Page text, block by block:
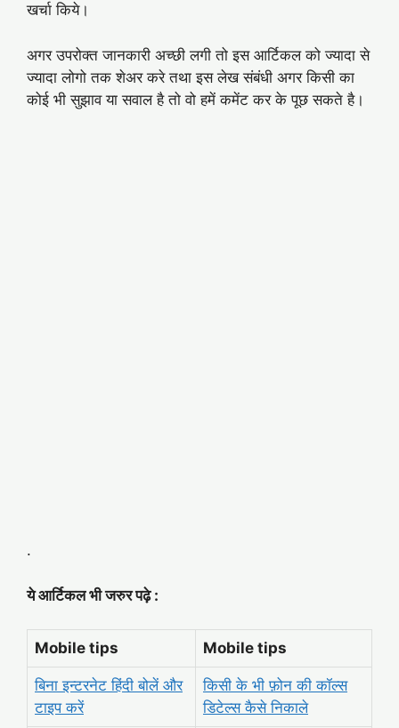
खर्चा किये।
अगर उपरोक्त जानकारी अच्छी लगी तो इस आर्टिकल को ज्यादा से
ज्यादा लोगो तक शेअर करे तथा इस लेख संबंधी अगर किसी का
कोई भी सुझाव या सवाल है तो वो हमें कमेंट कर के पूछ सकते है।
.
ये आर्टिकल भी जरुर पढ़े :
Mobile tips Mobile tips
बिना इन्टरनेट हिंदी बोलें और
टाइप करें
किसी के भी फ़ोन की कॉल्स
डिटेल्स कैसे निकाले